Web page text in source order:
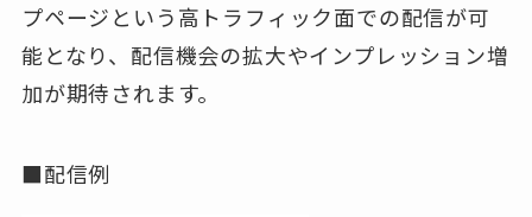
プページという高トラフィック面での配信が可
能となり、配信機会の拡大やインプレッション増
加が期待されます。
■配信例